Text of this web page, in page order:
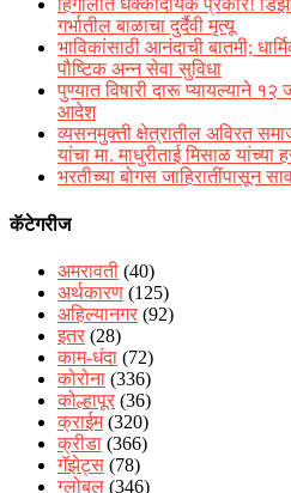
हिंगोलीत धक्कादायक प्रकार!
गर्भातील बाळाचा दुर्दैवी मृत्यू
भाविकांसाठी आनंदाची बातमी;
पौष्टिक अन्न सेवा सुविधा
पुण्यात विषारी दारू प्यायल्याने
आदेश
व्यसनमुक्ती क्षेत्रातील अविरत
यांचा मा. माधुरीताई मिसाळ यांच्या
भरतीच्या बोगस जाहिरातींपासून
कॅटेगरीज
अमरावती (40)
अर्थकारण (125)
अहिल्यानगर (92)
इतर (28)
काम-धंदा (72)
कोरोना (336)
कोल्हापूर (36)
क्राईम(320)
क्रीडा (366)
गॅझेट्स (78)
ग्लोबल (346)